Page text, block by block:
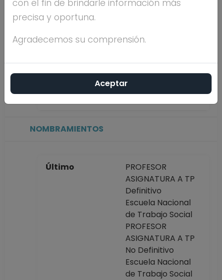
Máximo nivel de
Antigüedad
académica en la
33 años
NOMBRAMIENTOS
Último
PROFESOR
ASIGNATURA A TP
Definitivo
Escuela Nacional
de Trabajo Social
PROFESOR
ASIGNATURA A TP
No Definitivo
Escuela Nacional
de Trabajo Social
con el fin de brindarle información más
precisa y oportuna.
Agradecemos su comprensión.
Aceptar